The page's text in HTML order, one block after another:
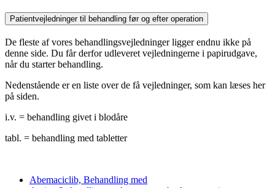
Patientvejledninger til behandling før og efter operation
De fleste af vores behandlingsvejledninger ligger endnu ikke på
denne side. Du får derfor udleveret vejledningerne i papirudgave,
når du starter behandling.
Nedenstående er en liste over de få vejledninger, som kan læses her
på siden.
i.v. = behandling givet i blodåre
tabl. = behandling med tabletter
Abemaciclib, Behandling med